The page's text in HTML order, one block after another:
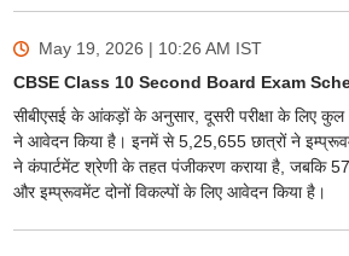
May 19, 2026 | 10:26 AM IST
CBSE Class 10 Second Board Exam
सीबीएसई के आंकड़ों के अनुसार, दूसरी परीक्षा के लिए कुल
ने आवेदन किया है। इनमें से 5,25,655 छात्रों ने
ने कंपार्टमेंट श्रेणी के तहत पंजीकरण कराया है, जबकि
और इम्प्रूवमेंट दोनों विकल्पों के लिए आवेदन किया है।